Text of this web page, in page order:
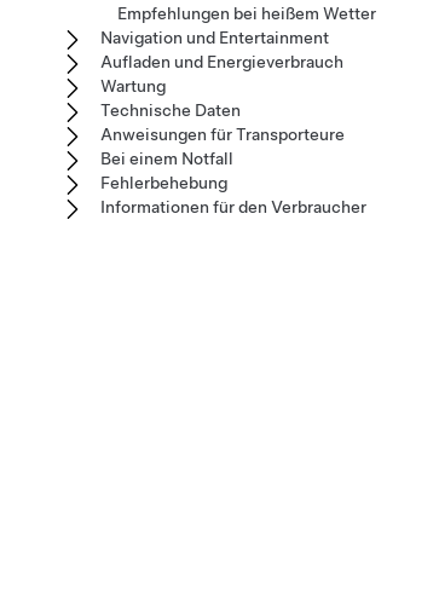
Empfehlungen bei heißem Wetter
Navigation und Entertainment
Aufladen und Energieverbrauch
Wartung
Technische Daten
Anweisungen für Transporteure
Bei einem Notfall
Fehlerbehebung
Informationen für den Verbraucher